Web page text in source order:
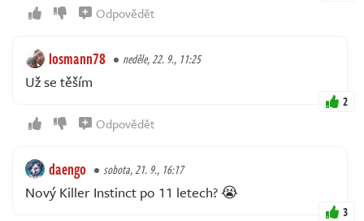
Odpovědět
losmann78 neděle, 22. 9., 11:25
Už se těším
2
Odpovědět
daengo sobota, 21. 9., 16:17
Nový Killer Instinct po 11 letech? 😭
3